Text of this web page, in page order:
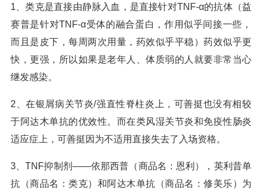
1、类克是直接由静脉入血，是直接针对TNF-α的抗体（益
赛普是针对TNF-α受体的融合蛋白，作用似乎间接一些，
而且是皮下，每周两次用量，药效似乎平稳）药效似乎更
快，更强，所以如果是老年人、体质弱的人就要非常当心
继发感染。
2、在银屑病关节炎/强直性脊柱炎上，可善挺也没有相较
于阿达木单抗的优效性。而在类风湿关节炎和免疫性肠炎
适应症上，可善挺因为不适用直接失去了入场资格。
3、TNF抑制剂——依那西普（商品名：恩利），英利昔单
抗（商品名：类克）和阿达木单抗（商品名：修美乐）为